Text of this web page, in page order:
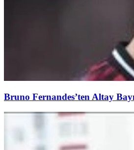
Bruno Fernandes’ten Altay